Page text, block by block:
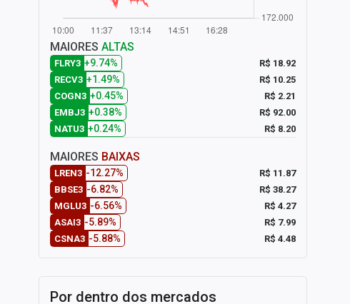
MAIORES ALTAS
FLRY3 +9.74%
R$ 18.92
RECV3 +1.49%
R$ 10.25
COGN3 +0.45%
R$ 2.21
EMBJ3 +0.38%
R$ 92.00
NATU3 +0.24% R$ 8.20
MAIORES BAIXAS
LREN3 -12.27%
R$ 11.87
BBSE3 -6.82%
R$ 38.27
MGLU3 -6.56%
R$ 4.27
ASAI3 -5.89%
R$ 7.99
CSNA3 -5.88% R$ 4.48
Por dentro dos mercados